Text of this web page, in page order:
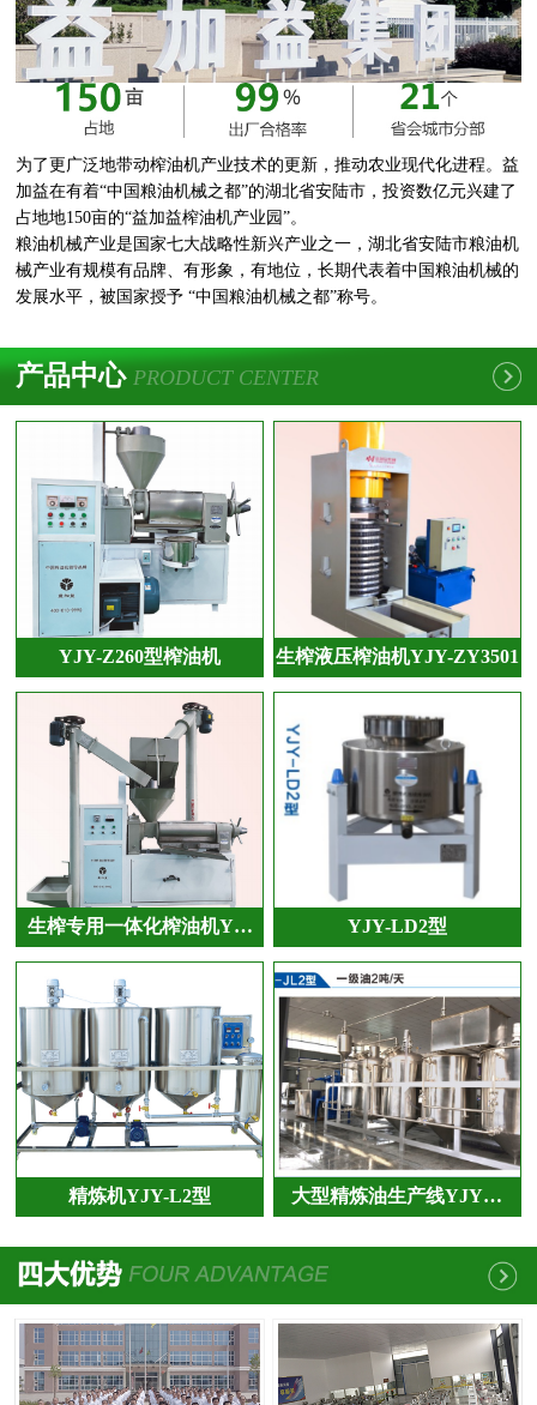
为了更广泛地带动榨油机产业技术的更新，推动农业现代化进程。益
加益在有着“中国粮油机械之都”的湖北省安陆市，投资数亿元兴建了
占地地150亩的“益加益榨油机产业园”。
粮油机械产业是国家七大战略性新兴产业之一，湖北省安陆市粮油机
械产业有规模有品牌、有形象，有地位，长期代表着中国粮油机械的
发展水平，被国家授予 “中国粮油机械之都”称号。
产品中心 PRODUCT CENTER
YJY-Z260型榨油机 生榨液压榨油机YJY-ZY3501
生榨专用一体化榨油机Y… YJY-LD2型
精炼机YJY-L2型 大型精炼油生产线YJY…